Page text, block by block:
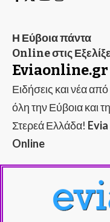
Η Εύβοια πάντα
Online στις
Eviaonline.gr
Ειδήσεις και νέα από
όλη την Εύβοια και
Στερεά Ελλάδα! Evia
Online